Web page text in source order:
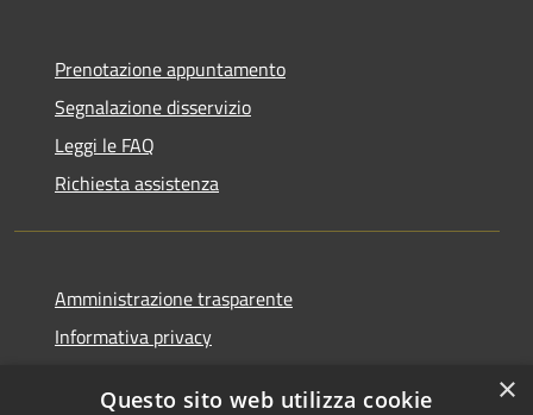
Prenotazione appuntamento
Segnalazione disservizio
Leggi le FAQ
Richiesta assistenza
Amministrazione trasparente
Informativa privacy
×
Questo sito web utilizza cookie